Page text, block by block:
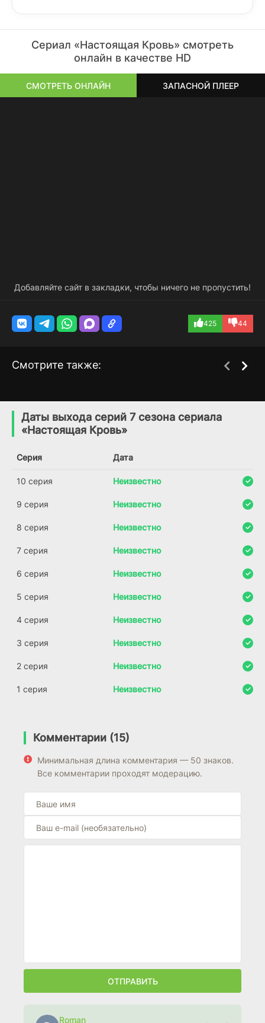
Сериал «Настоящая Кровь» смотреть
онлайн в качестве HD
СМОТРЕТЬ ОНЛАЙН ЗАПАСНОЙ ПЛЕЕР
Добавляйте сайт в закладки, чтобы ничего не пропустить!
425 44
Смотрите также:
7.0 7.5
Даты выхода серий 7 сезона сериала
«Настоящая Кровь»
Серия Дата
10 серия Неизвестно
9 серия Неизвестно
8 серия Неизвестно
7 серия Неизвестно
6 серия Неизвестно
5 серия Неизвестно
4 серия Неизвестно
3 серия Неизвестно
2 серия Неизвестно
1 серия Неизвестно
Комментарии (15)
Минимальная длина комментария — 50 знаков.
Все комментарии проходят модерацию.
ОТПРАВИТЬ
Roman